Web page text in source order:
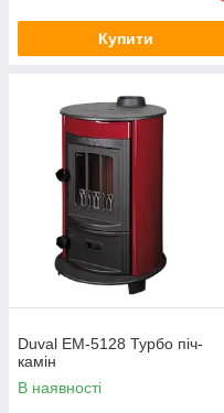
Купити
Duval EM-5128 Турбо піч-
камін
В наявності